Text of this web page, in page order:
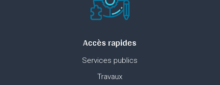
Accès rapides
Services publics
Travaux